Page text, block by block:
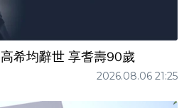
希均辭世 享耆壽90歲
2026.08.06 21:25